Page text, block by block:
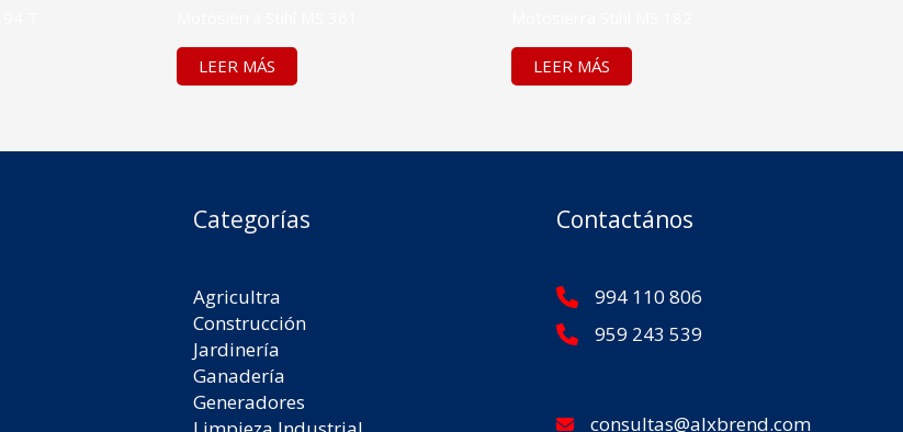
LEER MÁS LEER MÁS
Categorías
Agricultra
Construcción
Jardinería
Ganadería
Generadores
Contactános
994 110 806
959 243 539
consultas@alxbrend.com